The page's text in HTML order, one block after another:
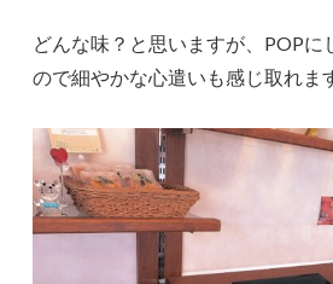
どんな味？と思いますが、POPに
ので細やかな心遣いも感じ取れま